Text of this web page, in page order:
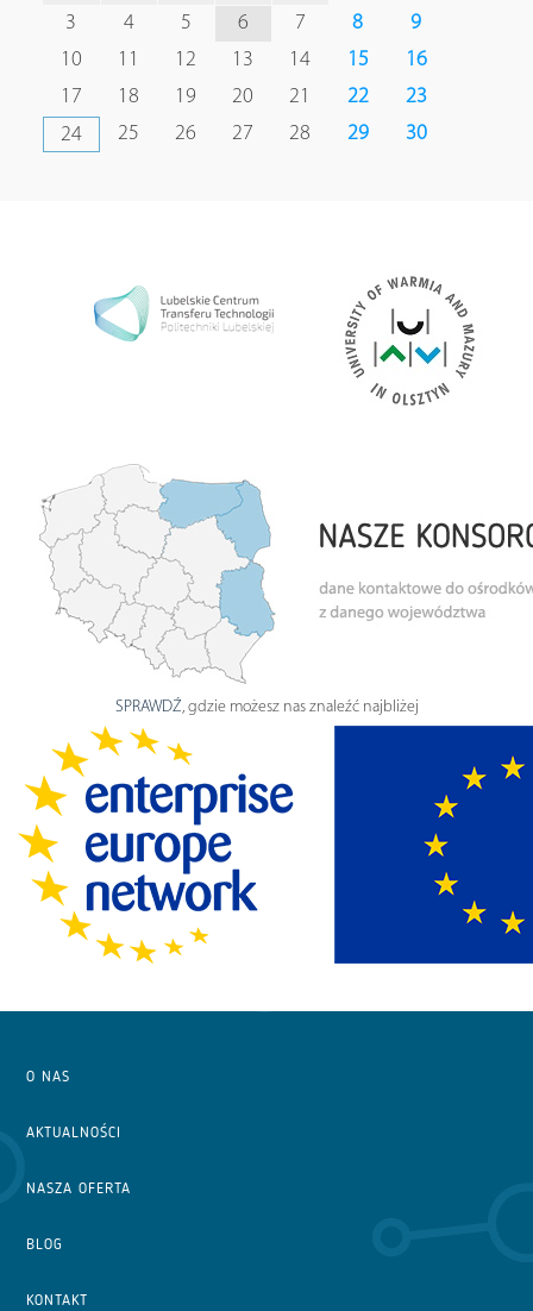
3
4 5 6 7 8
9
10
11 12 13 14 15
16
17
18 19 20 21 22
23
24
25 26 27 28 29 30
SPRAWDŹ, gdzie możesz nas znaleźć najbliżej
O NAS
AKTUALNOŚCI
NASZA OFERTA
BLOG
KONTAKT